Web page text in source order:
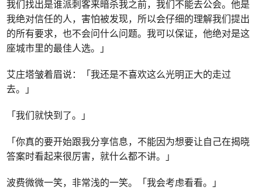
我们找出是谁派刺客来暗杀我之前，我们不能去公会。他是
我绝对信任的人，害怕被发现，所以会仔细的理解我们提出
的所有要求，也不会问什么问题。我可以保证，他绝对是这
座城市里的最佳人选。」
艾庄塔皱着眉说：「我还是不喜欢这么光明正大的走过
去。」
「我们就快到了。」
「你真的要开始跟我分享信息，不能因为想要让自己在揭晓
答案时看起来很厉害，就什么都不讲。」
波费微微一笑，非常浅的一笑。「我会考虑看看。」